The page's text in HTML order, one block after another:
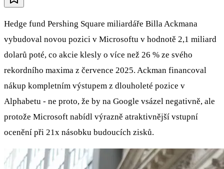
Hedge fund Pershing Square miliardáře Billa Ackmana
vybudoval novou pozici v Microsoftu v hodnotě 2,1 miliard
dolarů poté, co akcie klesly o více než 26 % ze svého
rekordního maxima z července 2025. Ackman financoval
nákup kompletním výstupem z dlouholeté pozice v
Alphabetu - ne proto, že by na Google vsázel negativně, ale
protože Microsoft nabídl výrazně atraktivnější vstupní
ocenění při 21x násobku budoucích zisků.